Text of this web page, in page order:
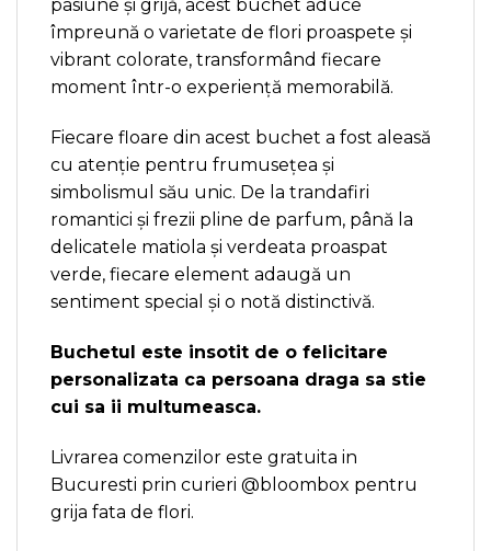
pasiune și grijă, acest buchet aduce
împreună o varietate de flori proaspete și
vibrant colorate, transformând fiecare
moment într-o experiență memorabilă.
Fiecare floare din acest buchet a fost aleasă
cu atenție pentru frumusețea și
simbolismul său unic. De la trandafiri
romantici și frezii pline de parfum, până la
delicatele matiola și verdeata proaspat
verde, fiecare element adaugă un
sentiment special și o notă distinctivă.
Buchetul este insotit de o felicitare
personalizata ca persoana draga sa stie
cui sa ii multumeasca.
Livrarea comenzilor este gratuita in
Bucuresti prin curieri @bloombox pentru
grija fata de flori.